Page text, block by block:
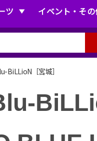
ツ イベント・そ
［宮城］